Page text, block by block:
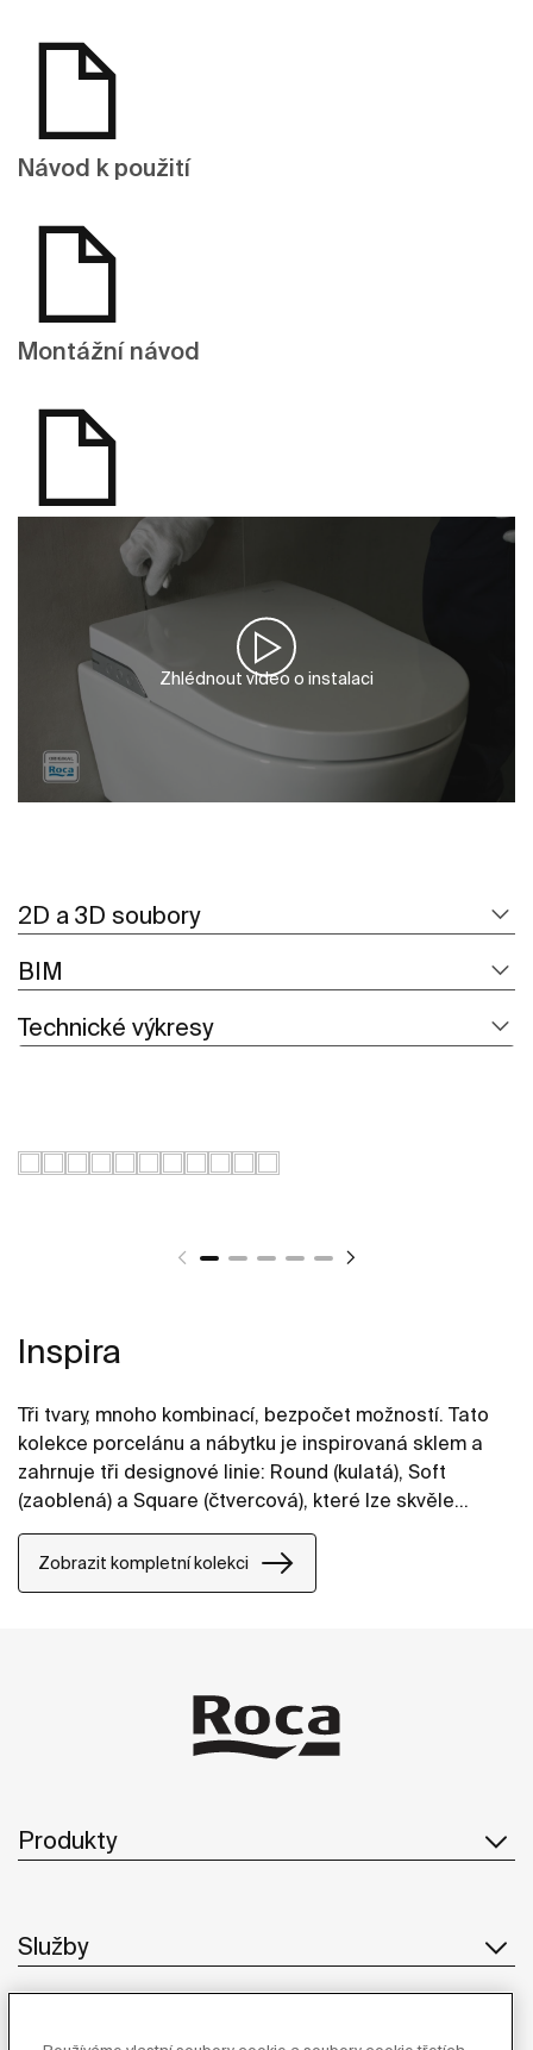
Návod k použití
Montážní návod
Zhlédnout video o instalaci
2D a 3D soubory
BIM
Technické výkresy
Inspira
Tři tvary, mnoho kombinací, bezpočet možností. Tato
kolekce porcelánu a nábytku je inspirovaná sklem a
zahrnuje tři designové linie: Round (kulatá), Soft
(zaoblená) a Square (čtvercová), které lze skvěle
kombinovat, takže dokážou oživit koupelny v
jakémkoliv stylu.
Zobrazit kompletní kolekci
Produkty
Služby